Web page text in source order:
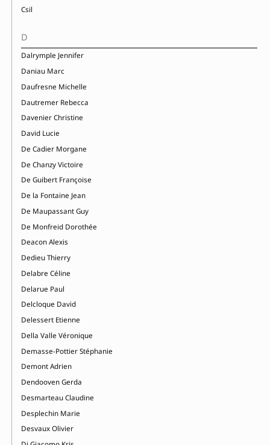
Csil
D
Dalrymple Jennifer
Daniau Marc
Daufresne Michelle
Dautremer Rebecca
Davenier Christine
David Lucie
De Cadier Morgane
De Chanzy Victoire
De Guibert Françoise
De la Fontaine Jean
De Maupassant Guy
De Monfreid Dorothée
Deacon Alexis
Dedieu Thierry
Delabre Céline
Delarue Paul
Delcloque David
Delessert Etienne
Della Valle Véronique
Demasse-Pottier Stéphanie
Demont Adrien
Dendooven Gerda
Desmarteau Claudine
Desplechin Marie
Desvaux Olivier